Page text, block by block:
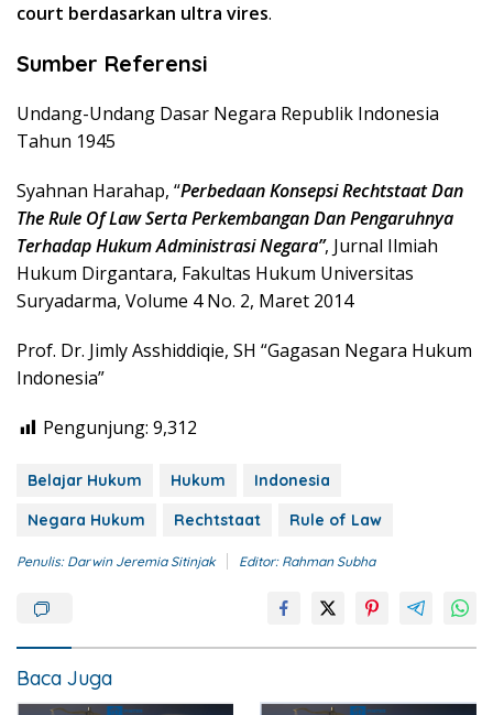
court berdasarkan ultra vires.
Sumber Referensi
Undang-Undang Dasar Negara Republik Indonesia
Tahun 1945
Syahnan Harahap, “Perbedaan Konsepsi Rechtstaat Dan
The Rule Of Law Serta Perkembangan Dan Pengaruhnya
Terhadap Hukum Administrasi Negara”, Jurnal Ilmiah
Hukum Dirgantara, Fakultas Hukum Universitas
Suryadarma, Volume 4 No. 2, Maret 2014
Prof. Dr. Jimly Asshiddiqie, SH “Gagasan Negara Hukum
Indonesia”
Pengunjung: 9,312
Belajar Hukum Hukum
Indonesia
Negara Hukum
Rechtstaat Rule of Law
Penulis: Darwin Jeremia Sitinjak Editor: Rahman Subha
Baca Juga